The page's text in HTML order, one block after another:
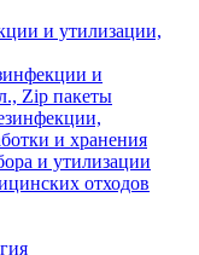
и утилизации,
и
Zip пакеты
и хранения
и утилизации
отходов